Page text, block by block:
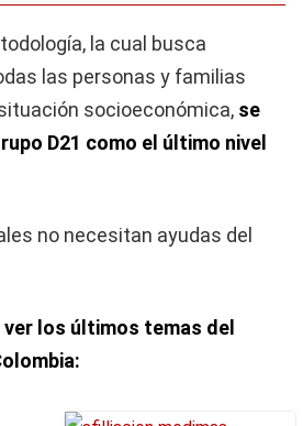
la cual busca
las personas y familias
socioeconómica, se
D21 como el último nivel
no necesitan ayudas del
los últimos temas del